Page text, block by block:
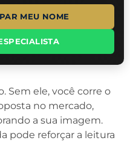
MEU NOME
Sem ele, você corre o
no mercado,
a sua imagem.
pode reforçar a leitura